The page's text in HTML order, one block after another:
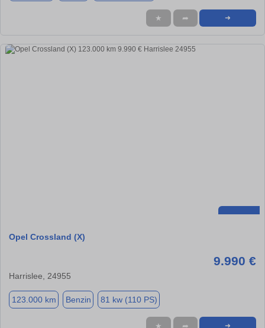
★ ➦ ➜
Opel Crossland (X)
9.990 €
Harrislee, 24955
123.000 km Benzin 81 kw (110 PS)
★ ➦ ➜